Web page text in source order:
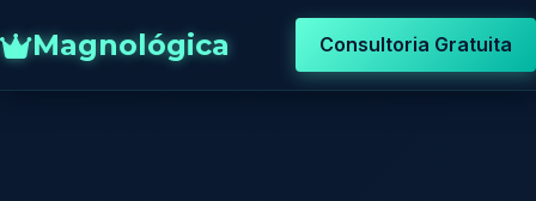
Magnológica Consultoria Gratuita